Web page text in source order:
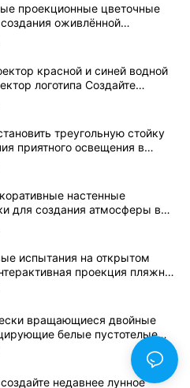
проекционные цветочные
оживлённой
🌸🏙️
красной и синей водной
логотипа Создайте
стиле Танджиро для
треугольную стойку
приятного освещения в
— простое руководство 📝🏠
настенные
для создания атмосферы в
испытания на открытом
проекция пляжной
вращающиеся двойные
белые пустотелые
🌟🔄✨
недавнее лунное